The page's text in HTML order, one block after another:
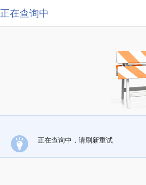
正在查询中
正在查询中，请刷新重试